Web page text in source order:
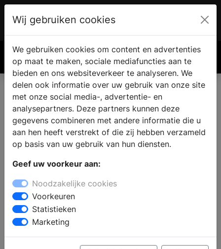
€ 0.00
Wij gebruiken cookies
We gebruiken cookies om content en advertenties
op maat te maken, sociale mediafuncties aan te
bieden en ons websiteverkeer te analyseren. We
delen ook informatie over uw gebruik van onze site
met onze social media-, advertentie- en
analysepartners. Deze partners kunnen deze
gegevens combineren met andere informatie die u
aan hen heeft verstrekt of die zij hebben verzameld
op basis van uw gebruik van hun diensten.
Geef uw voorkeur aan:
Noodzakelijke cookies
Voorkeuren
Statistieken
Marketing